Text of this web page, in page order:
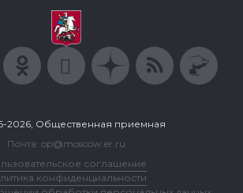
2026, Общественная приемная
Почта: op@moscow.er.ru
соглашение
конфиденциальности